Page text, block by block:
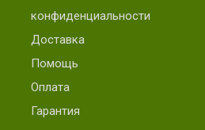
конфиденциальности
Доставка
Помощь
Оплата
Гарантия